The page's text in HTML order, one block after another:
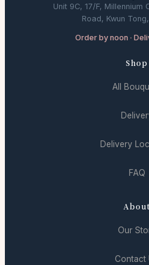
Unit 9C, 17/F, Millennium
Road, Kwun
Order by noon ·
Shop
All
Delivery
FAQ
About
Our
Contact